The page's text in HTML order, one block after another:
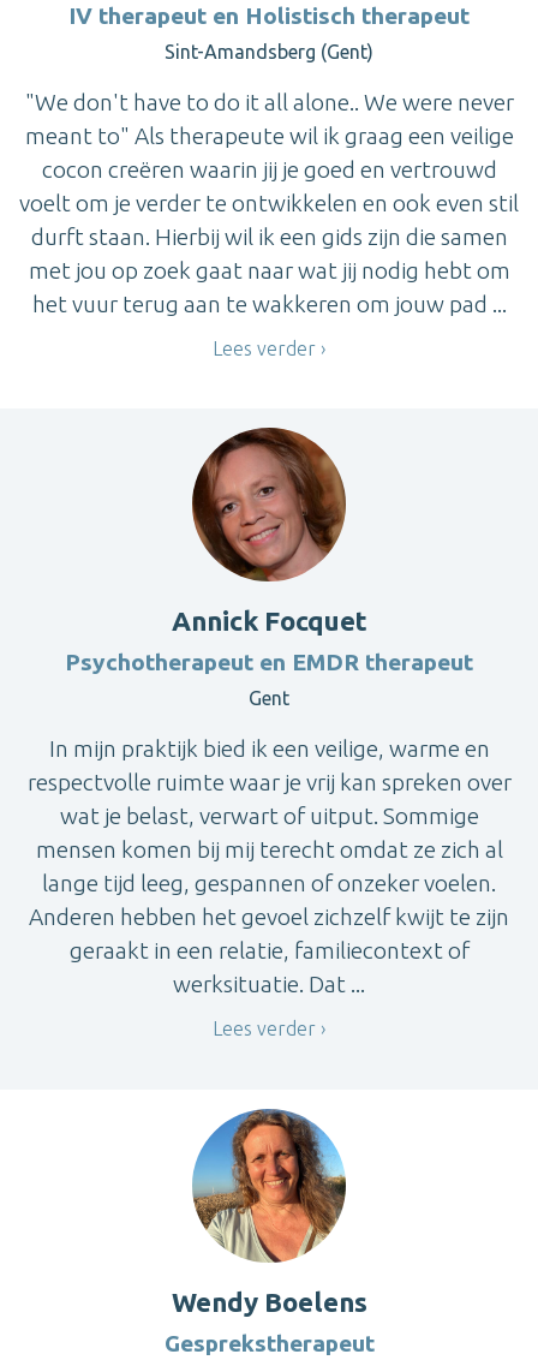
IV therapeut en Holistisch therapeut
Sint-Amandsberg (Gent)
"We don't have to do it all alone.. We were never
meant to" Als therapeute wil ik graag een veilige
cocon creëren waarin jij je goed en vertrouwd
voelt om je verder te ontwikkelen en ook even stil
durft staan. Hierbij wil ik een gids zijn die samen
met jou op zoek gaat naar wat jij nodig hebt om
het vuur terug aan te wakkeren om jouw pad ...
Lees verder
Annick Focquet
Psychotherapeut en EMDR therapeut
Gent
In mijn praktijk bied ik een veilige, warme en
respectvolle ruimte waar je vrij kan spreken over
wat je belast, verwart of uitput. Sommige
mensen komen bij mij terecht omdat ze zich al
lange tijd leeg, gespannen of onzeker voelen.
Anderen hebben het gevoel zichzelf kwijt te zijn
geraakt in een relatie, familiecontext of
werksituatie. Dat ...
Lees verder
Wendy Boelens
Gesprekstherapeut